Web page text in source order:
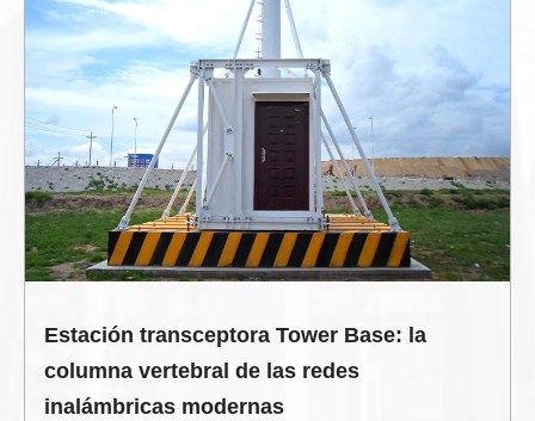
Estación transceptora Tower Base: la
columna vertebral de las redes
inalámbricas modernas